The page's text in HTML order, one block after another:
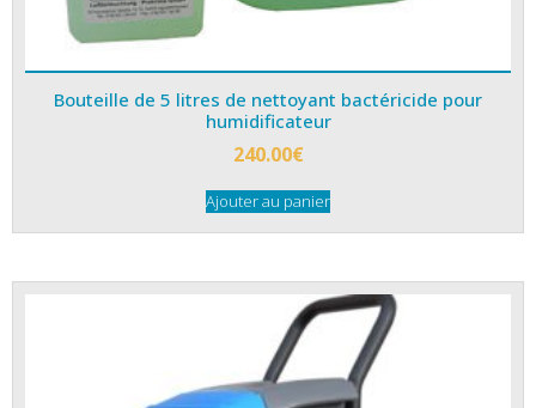
Bouteille de 5 litres de nettoyant bactéricide pour
humidificateur
240.00€
Ajouter au panier